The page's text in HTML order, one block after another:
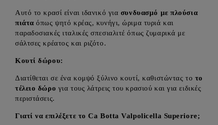
Αυτό το κρασί είναι ιδανικό για συνδυασμό με πλούσια
πιάτα όπως ψητό κρέας, κυνήγι, ώριμα τυριά και
παραδοσιακές ιταλικές σπεσιαλιτέ όπως ζυμαρικά με
σάλτσες κρέατος και ριζότο.
Κουτί δώρου:
Διατίθεται σε ένα κομψό ξύλινο κουτί, καθιστώντας το το
τέλειο δώρο για τους λάτρεις του κρασιού και για ειδικές
περιστάσεις.
Γιατί να επιλέξετε το Ca Botta Valpolicella Superiore;